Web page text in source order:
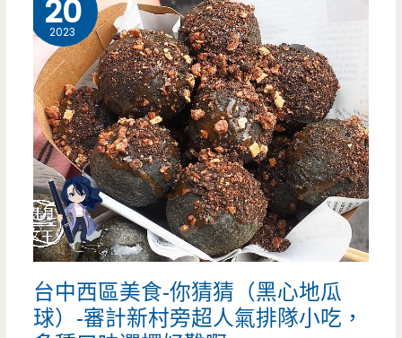
多
種
口
味
2
大
球
淇
美
食-
鵝
有
雞
燴-
老
板
又
有
20
2023
台中西區美食-你猜猜（黑心地瓜
球）-審計新村旁超人氣排隊小吃，